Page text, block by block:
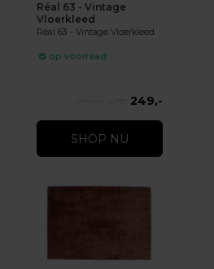
Réal 63 - Vintage
Vloerkleed
Réal 63 - Vintage Vloerkleed
op voorraad
249,-
SHOP NU